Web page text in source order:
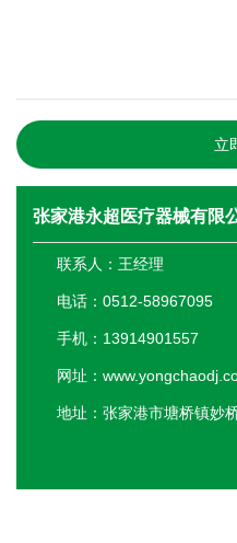
立
张家港永超医疗器械有限
联系人：王经理
电话：0512-58967095
手机：13914901557
网址：
地址：张家港市塘桥镇妙